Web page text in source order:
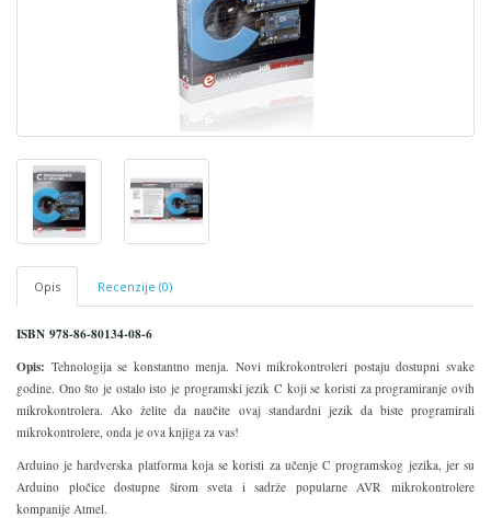
Opis Recenzije (0)
ISBN 978-86-80134-08-6
Opis: Tehnologija se konstantno menja. Novi mikrokontroleri postaju dostupni svake
godine. Ono što je ostalo isto je programski jezik C koji se koristi za programiranje ovih
mikrokontrolera. Ako želite da naučite ovaj standardni jezik da biste programirali
mikrokontrolere, onda je ova knjiga za vas!
Arduino je hardverska platforma koja se koristi za učenje C programskog jezika, jer su
Arduino pločice dostupne širom sveta i sadrže popularne AVR mikrokontrolere
kompanije Atmel.